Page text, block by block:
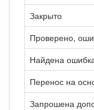
Закрыто
Проверено,
Найдена
Перенос на
Запрошена